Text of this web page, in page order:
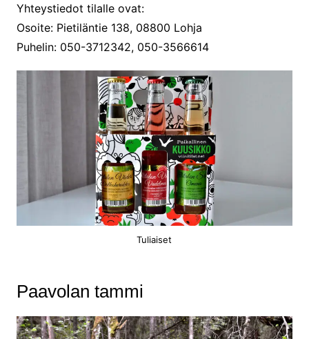
Yhteystiedot tilalle ovat:
Osoite: Pietiläntie 138, 08800 Lohja
Puhelin: 050-3712342, 050-3566614
Tuliaiset
Paavolan tammi